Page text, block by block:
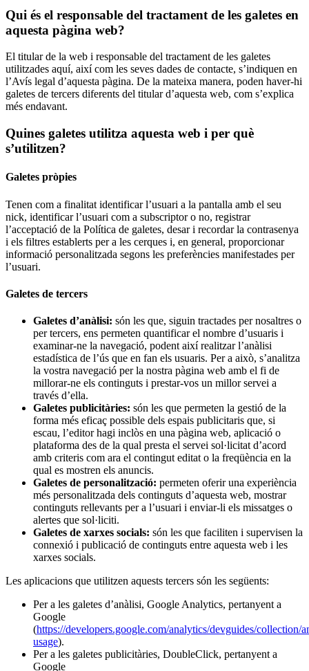
Qui és el responsable del tractament de les galetes en
aquesta pàgina web?
El titular de la web i responsable del tractament de les galetes
utilitzades aquí, així com les seves dades de contacte, s’indiquen en
l’Avís legal d’aquesta pàgina. De la mateixa manera, poden haver-hi
galetes de tercers diferents del titular d’aquesta web, com s’explica
més endavant.
Quines galetes utilitza aquesta web i per què
s’utilitzen?
Galetes pròpies
Tenen com a finalitat identificar l’usuari a la pantalla amb el seu
nick, identificar l’usuari com a subscriptor o no, registrar
l’acceptació de la Política de galetes, desar i recordar la contrasenya
i els filtres establerts per a les cerques i, en general, proporcionar
informació personalitzada segons les preferències manifestades per
l’usuari.
Galetes de tercers
Galetes d’anàlisi: són les que, siguin tractades per nosaltres o
per tercers, ens permeten quantificar el nombre d’usuaris i
examinar-ne la navegació, podent així realitzar l’anàlisi
estadística de l’ús que en fan els usuaris. Per a això, s’analitza
la vostra navegació per la nostra pàgina web amb el fi de
millorar-ne els continguts i prestar-vos un millor servei a
través d’ella.
Galetes publicitàries: són les que permeten la gestió de la
forma més eficaç possible dels espais publicitaris que, si
escau, l’editor hagi inclòs en una pàgina web, aplicació o
plataforma des de la qual presta el servei sol·licitat d’acord
amb criteris com ara el contingut editat o la freqüència en la
qual es mostren els anuncis.
Galetes de personalització: permeten oferir una experiència
més personalitzada dels continguts d’aquesta web, mostrar
continguts rellevants per a l’usuari i enviar-li els missatges o
alertes que sol·liciti.
Galetes de xarxes socials: són les que faciliten i supervisen la
connexió i publicació de continguts entre aquesta web i les
xarxes socials.
Les aplicacions que utilitzen aquests tercers són les següents:
Per a les galetes d’anàlisi, Google Analytics, pertanyent a
Google
(https://developers.google.com/analytics/devguides/collection/
usage).
Per a les galetes publicitàries, DoubleClick, pertanyent a
Google